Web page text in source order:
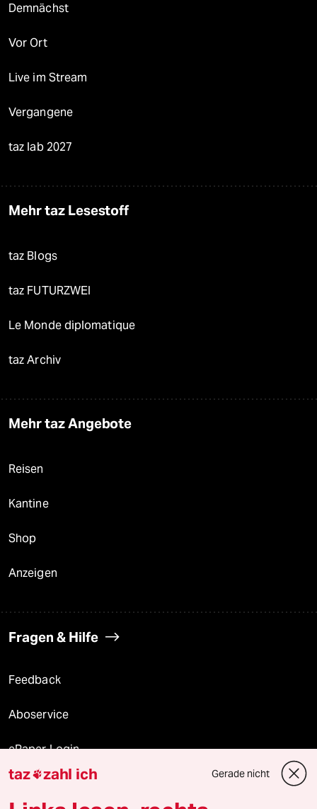
Demnächst
Vor Ort
Live im Stream
Vergangene
taz lab 2027
Mehr taz Lesestoff
taz Blogs
taz FUTURZWEI
Le Monde diplomatique
taz Archiv
Mehr taz Angebote
Reisen
Kantine
Shop
Anzeigen
Fragen & Hilfe
Feedback
Aboservice
ePaper Login
Downloads für Abonnierende
taz zahl ich Gerade nicht